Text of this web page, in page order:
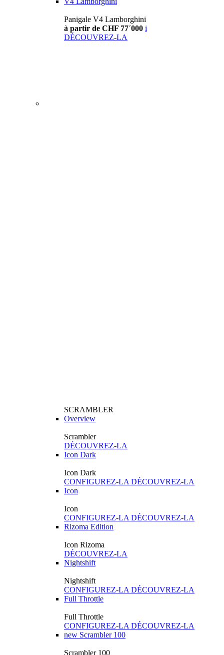
Panigale V4 Lamborghini
à partir de CHF 77´000 i
DÉCOUVREZ-LA
SCRAMBLER
Overview
Scrambler
DÉCOUVREZ-LA
Icon Dark
Icon Dark
CONFIGUREZ-LA DÉCOUVREZ-LA
Icon
Icon
CONFIGUREZ-LA DÉCOUVREZ-LA
Rizoma Edition
Icon Rizoma
DÉCOUVREZ-LA
Nightshift
Nightshift
CONFIGUREZ-LA DÉCOUVREZ-LA
Full Throttle
Full Throttle
CONFIGUREZ-LA DÉCOUVREZ-LA
new Scrambler 100
Scrambler 100